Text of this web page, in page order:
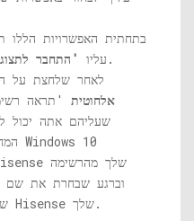
בתחתית האפשרויות הללו
עליו 'התחבר
לחץ על זה.
לאחר שלחצת על
אלחוטית 'תראה
שעליהם אתה
המחשב / המחשב הנייד של Windows 10
וברגע שבחרת את שם
שיקוף יתחיל בטלוויזיה של Hisense שלך.